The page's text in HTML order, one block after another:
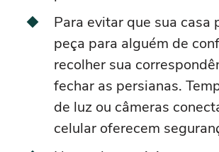
Para evitar que sua casa
peça para alguém de
recolher sua
fechar as persianas.
de luz ou câmeras
celular oferecem